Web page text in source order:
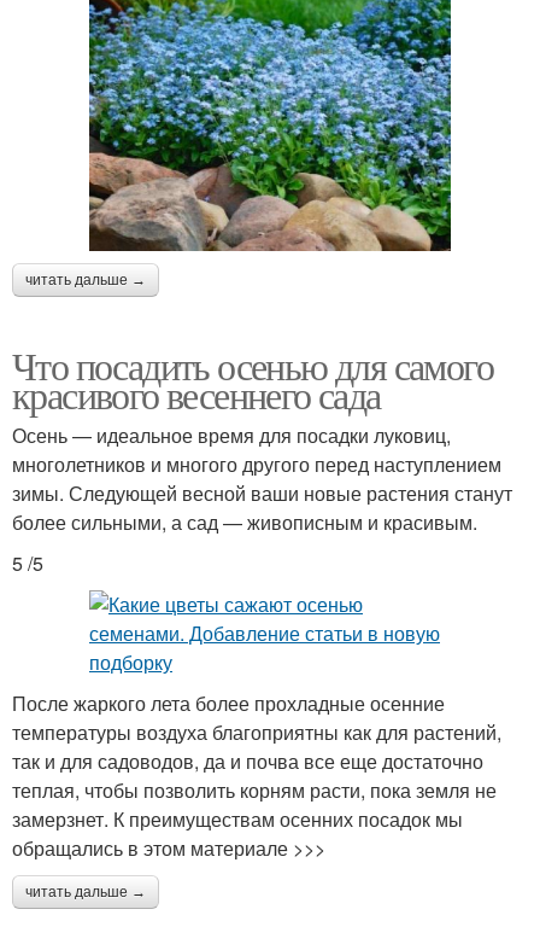
читать дальше →
Что посадить осенью для самого
красивого весеннего сада
Осень — идеальное время для посадки луковиц,
многолетников и многого другого перед наступлением
зимы. Следующей весной ваши новые растения станут
более сильными, а сад — живописным и красивым.
5 /5
После жаркого лета более прохладные осенние
температуры воздуха благоприятны как для растений,
так и для садоводов, да и почва все еще достаточно
теплая, чтобы позволить корням расти, пока земля не
замерзнет. К преимуществам осенних посадок мы
обращались в этом материале >>>
читать дальше →